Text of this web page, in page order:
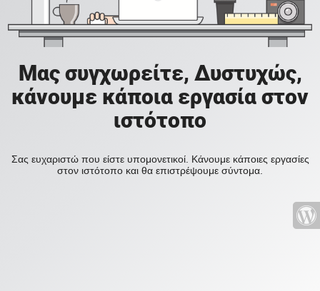
Μας συγχωρείτε, Δυστυχώς,
κάνουμε κάποια εργασία στον
ιστότοπο
Σας ευχαριστώ που είστε υπομονετικοί. Κάνουμε κάποιες εργασίες
στον ιστότοπο και θα επιστρέψουμε σύντομα.